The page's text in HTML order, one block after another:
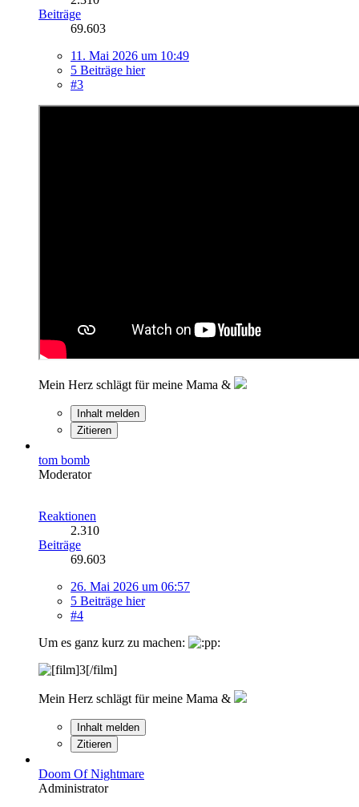
Beiträge
69.603
11. Mai 2026 um 10:49
5 Beiträge hier
#3
Mein Herz schlägt für meine Mama &
Inhalt melden
Zitieren
tom bomb
Moderator
Reaktionen
2.310
Beiträge
69.603
26. Mai 2026 um 06:57
5 Beiträge hier
#4
Um es ganz kurz zu machen:
Mein Herz schlägt für meine Mama &
Inhalt melden
Zitieren
Doom Of Nightmare
Administrator